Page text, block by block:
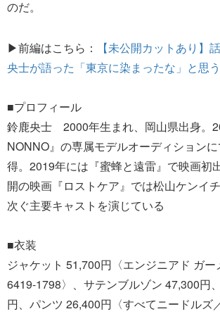
のだ。
▶前編はこちら：
【未公開カットあり】
央士が語った「東京に染まったな」と思
■プロフィール
鈴鹿央士 2000年生まれ、岡山県出身。
NONNO』の専属モデルオーディション
得。2019年には『蜜蜂と遠雷』で映画初
開の映画『ロストケア』では松山ケンイ
次ぐ主要キャストを演じている
■衣装
ジャケット 51,700円〈エンジニアド ガ
6419-1798〉、サテンブルゾン 47,300円
円、パンツ 26,400円〈すべてニードルズ